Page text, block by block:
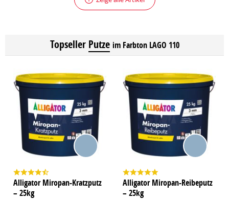
Topseller Putze im Farbton LAGO 110
Alligator Miropan-Kratzputz
– 25kg
Alligator Miropan-Reibeputz
– 25kg